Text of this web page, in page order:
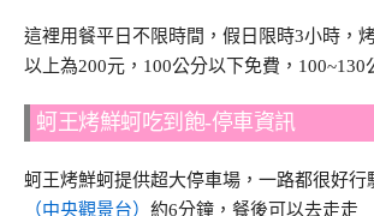
這裡用餐平日不限時間，假日限時3小時，
以上為200元，100公分以下免費，100~130
蚵王烤鮮蚵吃到飽-停車資訊
蚵王烤鮮蚵提供超大停車場，一路都很好行
（中央觀景台） 約6分鐘，餐後可以去走走